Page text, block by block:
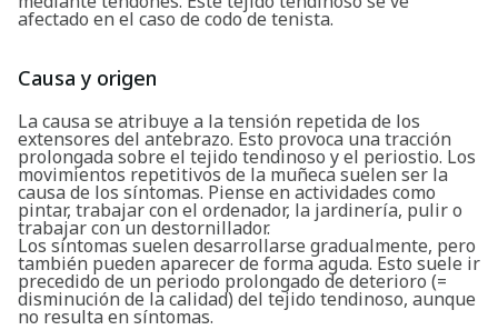
afectado en el caso de codo de tenista.
Causa y origen
La causa se atribuye a la tensión repetida de los
extensores del antebrazo. Esto provoca una tracción
prolongada sobre el tejido tendinoso y el periostio. Los
movimientos repetitivos de la muñeca suelen ser la
causa de los síntomas. Piense en actividades como
pintar, trabajar con el ordenador, la jardinería, pulir o
trabajar con un destornillador.
Los síntomas suelen desarrollarse gradualmente, pero
también pueden aparecer de forma aguda. Esto suele ir
precedido de un periodo prolongado de deterioro (=
disminución de la calidad) del tejido tendinoso, aunque
no resulta en síntomas.